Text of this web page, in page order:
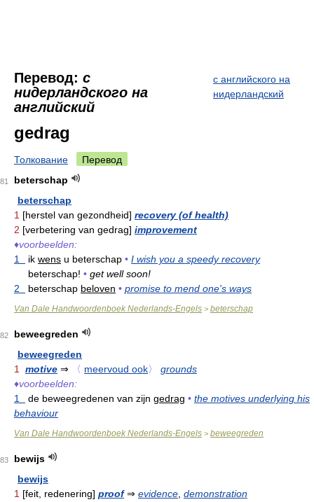
Перевод: с
нидерландского на
английский
с английского на
нидерландский
gedrag
Толкование Перевод
81
beterschap
beterschap
1 [herstel van gezondheid] recovery (of health)
2 [verbetering van gedrag] improvement
♦voorbeelden:
1
ik wens u beterschap • I wish you a speedy recovery
beterschap! • get well soon!
2
beterschap beloven • promise to mend one's ways
Van Dale Handwoordenboek Nederlands-Engels > beterschap
82
beweegreden
beweegreden
1
motive ⇒ 〈 meervoud ook〉
grounds
♦voorbeelden:
1
de beweegredenen van zijn gedrag • the motives underlying his
behaviour
Van Dale Handwoordenboek Nederlands-Engels > beweegreden
83
bewijs
bewijs
1 [feit, redenering] proof⇒ evidence demonstration